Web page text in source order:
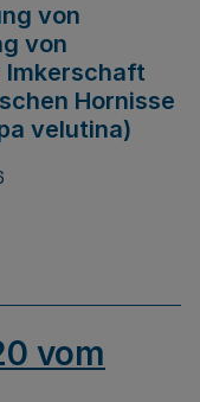
von
von
Imkerschaft
Hornisse
velutina)
vom